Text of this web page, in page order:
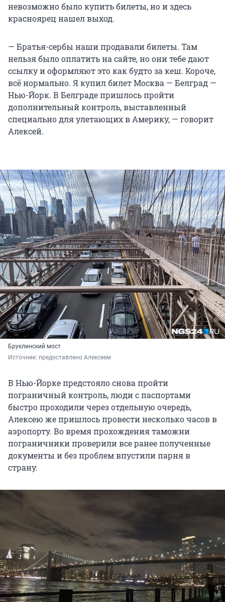
невозможно было купить билеты, но и здесь
красноярец нашел выход.
— Братья-сербы наши продавали билеты. Там
нельзя было оплатить на сайте, но они тебе дают
ссылку и оформляют это как будто за кеш. Короче,
всё нормально. Я купил билет Москва — Белград —
Нью-Йорк. В Белграде пришлось пройти
дополнительный контроль, выставленный
специально для улетающих в Америку, — говорит
Алексей.
Бруклинский мост
Источник: предоставлено Алексеем
В Нью-Йорке предстояло снова пройти
пограничный контроль, люди с паспортами
быстро проходили через отдельную очередь,
Алексею же пришлось провести несколько часов в
аэропорту. Во время прохождения таможни
пограничники проверили все ранее полученные
документы и без проблем впустили парня в
страну.